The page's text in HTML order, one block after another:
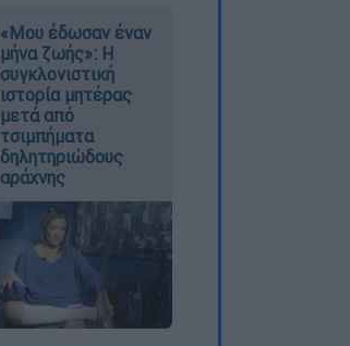
«Μου έδωσαν έναν
μήνα ζωής»: Η
συγκλονιστική
ιστορία μητέρας
μετά από
τσιμπήματα
δηλητηριώδους
αράχνης